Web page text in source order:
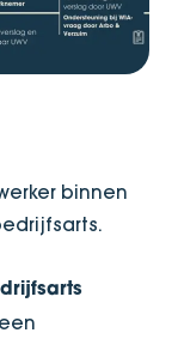
binnen